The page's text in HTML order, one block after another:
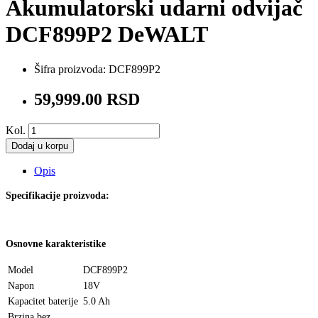
Akumulatorski udarni odvijač
DCF899P2 DeWALT
Šifra proizvoda: DCF899P2
59,999.00 RSD
Kol.
Dodaj u korpu
Opis
Specifikacije proizvoda:
Osnovne karakteristike
Model
DCF899P2
Napon
18V
Kapacitet baterije 5.0 Ah